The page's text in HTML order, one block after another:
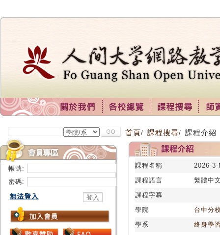
帳號:
密碼:
首頁/ 課程搜尋/ 課程介紹
課程名稱
2026-3-
課程語言
繁體中
課程字幕
學院
台中分
學系
終身學